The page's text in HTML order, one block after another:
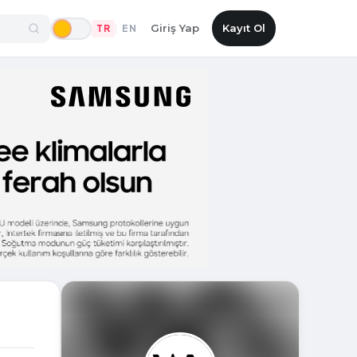
TR EN Giriş Yap Kayıt Ol